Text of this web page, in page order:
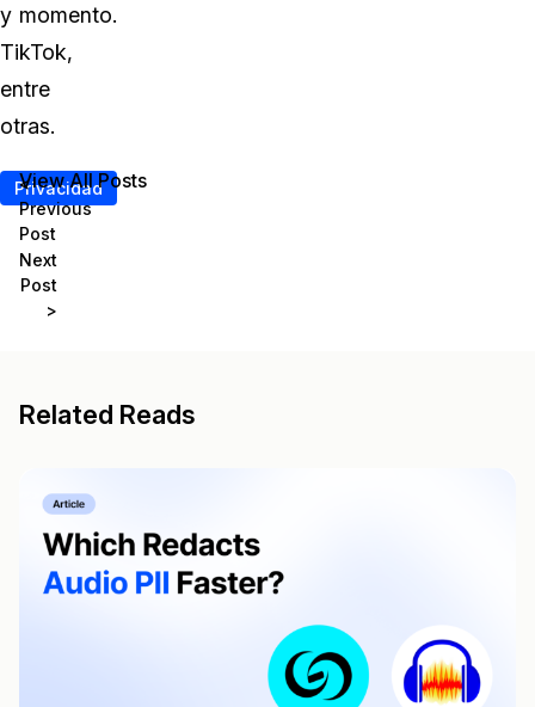
y
TikTok,
entre
otras.
momento.
Privacidad
<
Previous
Post
Next
Post
>
View All Posts
Related Reads